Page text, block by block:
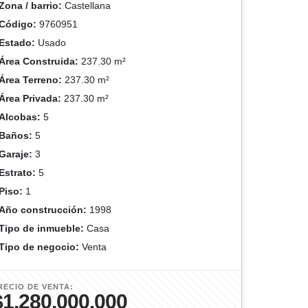
/ barrio: Castellana
9760951
Usado
Construida: 237.30 m²
Terreno: 237.30 m²
Privada: 237.30 m²
5
5
3
5
1
construcción: 1998
de inmueble: Casa
de negocio: Venta
DE VENTA: